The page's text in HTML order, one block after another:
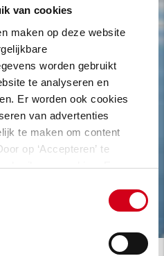
van cookies
maken op deze website
worden gebruikt
te analyseren en
Er worden ook cookies
van advertenties
te maken om content
op ‘Accepteren’ te
van cookies. Een